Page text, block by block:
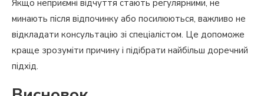
Якщо неприємні відчуття стають регулярними, не
минають після відпочинку або посилюються, важливо не
відкладати консультацію зі спеціалістом. Це допоможе
краще зрозуміти причину і підібрати найбільш доречний
підхід.